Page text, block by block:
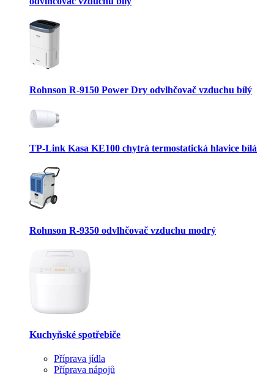
Rohnson R-9150 Power Dry odvlhčovač vzduchu bílý
TP-Link Kasa KE100 chytrá termostatická hlavice bílá
Rohnson R-9350 odvlhčovač vzduchu modrý
Kuchyňské spotřebiče
Příprava jídla
Příprava nápojů